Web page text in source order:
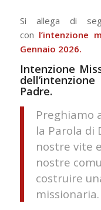
Si allega di
con l’intenzione
Gennaio 2026.
Intenzione
Padre.
Preghiamo
la Parola di
nostre vite
nostre
costruire
missionaria.